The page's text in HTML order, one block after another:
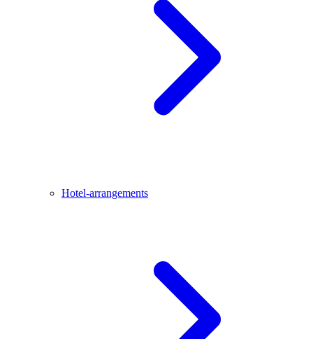
Hotel-arrangements